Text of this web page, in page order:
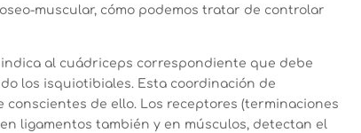
muscular, cómo podemos tratar de controlar
al cuádriceps correspondiente que debe
los isquiotibiales. Esta coordinación de
de ello. Los receptores (terminaciones
ligamentos también y en músculos, detectan el